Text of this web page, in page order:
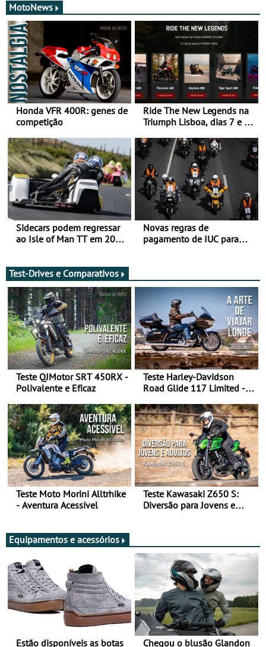
MotoNews
Honda VFR 400R: genes de
competição
Ride The New Legends na
Triumph Lisboa, dias 7 e 8
Sidecars podem regressar
ao Isle of Man TT em 2027
Novas regras de
pagamento de IUC para
Test-Drives e Comparativos
Teste QJMotor SRT 450RX -
Polivalente e Eficaz
Teste Harley-Davidson
Road Glide 117 Limited - A
Teste Moto Morini Alltrhike
- Aventura Acessível
Teste Kawasaki Z650 S:
Diversão para Jovens e
Equipamentos e acessórios
Estão disponíveis as botas Chegou o blusão Glandon